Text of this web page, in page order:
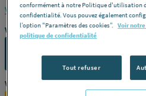
Voir la description complète
Vous avez un projet ?
Vous êtes un professionnel ?
conformément à notre Politique d'utilisation
confidentialité. Vous pouvez également
l’option "Paramètres des cookies”. Voir
politique de confidentialité
Tout refuser